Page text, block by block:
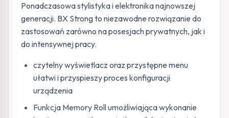
Ponadczasowa stylistyka i elektronika najnowszej
generacji. BX Strong to niezawodne rozwiązanie do
zastosowań zarówno na posesjach prywatnych, jak i
do intensywnej pracy.
czytelny wyświetlacz oraz przystępne menu
ułatwi i przyspieszy proces konfiguracji
urządzenia
Funkcja Memory Roll umożliwiająca wykonanie